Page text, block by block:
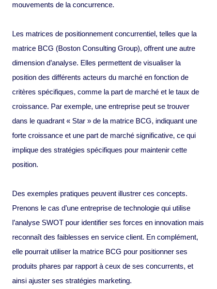
mouvements de la concurrence.
Les matrices de positionnement concurrentiel, telles que la
matrice BCG (Boston Consulting Group), offrent une autre
dimension d’analyse. Elles permettent de visualiser la
position des différents acteurs du marché en fonction de
critères spécifiques, comme la part de marché et le taux de
croissance. Par exemple, une entreprise peut se trouver
dans le quadrant « Star » de la matrice BCG, indiquant une
forte croissance et une part de marché significative, ce qui
implique des stratégies spécifiques pour maintenir cette
position.
Des exemples pratiques peuvent illustrer ces concepts.
Prenons le cas d’une entreprise de technologie qui utilise
l’analyse SWOT pour identifier ses forces en innovation mais
reconnaît des faiblesses en service client. En complément,
elle pourrait utiliser la matrice BCG pour positionner ses
produits phares par rapport à ceux de ses concurrents, et
ainsi ajuster ses stratégies marketing.